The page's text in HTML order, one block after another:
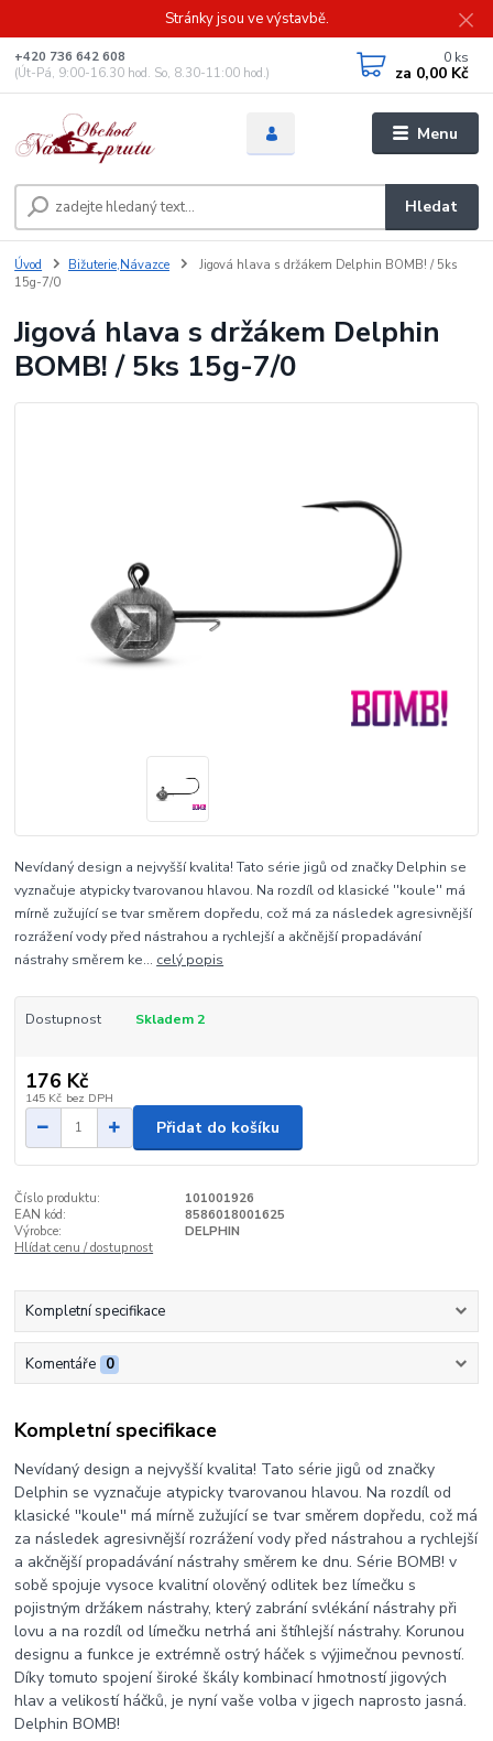
Stránky jsou ve výstavbě.
Menu
Hledat
+420 736 642 608
(Út-Pá, 9:00-16.30 hod. So, 8.30-11:00 hod.)
0 ks
za 0,00 Kč
Úvod Bižuterie,Návazce
Jigová hlava s držákem Delphin BOMB! / 5ks
15g-7/0
Jigová hlava s držákem Delphin
BOMB! / 5ks 15g-7/0
Nevídaný design a nejvyšší kvalita! Tato série jigů od značky Delphin se
vyznačuje atypicky tvarovanou hlavou. Na rozdíl od klasické ''koule'' má
mírně zužující se tvar směrem dopředu, což má za následek agresivnější
rozrážení vody před nástrahou a rychlejší a akčnější propadávání
nástrahy směrem ke... celý popis
Dostupnost Skladem 2
176 Kč
145 Kč bez DPH
Přidat do košíku
Číslo produktu:
101001926
EAN kód:
8586018001625
Výrobce:
DELPHIN
Hlídat cenu / dostupnost
Kompletní specifikace
Komentáře 0
Kompletní specifikace
Nevídaný design a nejvyšší kvalita! Tato série jigů od značky
Delphin se vyznačuje atypicky tvarovanou hlavou. Na rozdíl od
klasické ''koule'' má mírně zužující se tvar směrem dopředu, což má
za následek agresivnější rozrážení vody před nástrahou a rychlejší
a akčnější propadávání nástrahy směrem ke dnu. Série BOMB! v
sobě spojuje vysoce kvalitní olověný odlitek bez límečku s
pojistným držákem nástrahy, který zabrání svlékání nástrahy při
lovu a na rozdíl od límečku netrhá ani štíhlejší nástrahy. Korunou
designu a funkce je extrémně ostrý háček s výjimečnou pevností.
Díky tomuto spojení široké škály kombinací hmotností jigových
hlav a velikostí háčků, je nyní vaše volba v jigech naprosto jasná.
Delphin BOMB!